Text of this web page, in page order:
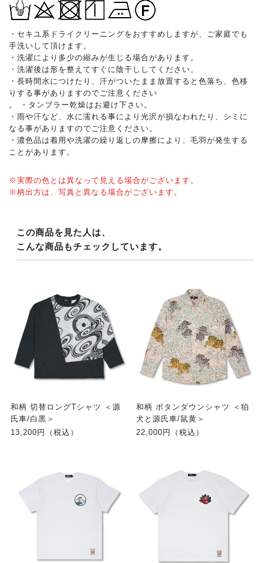
・セキユ系ドライクリーニングをおすすめしますが、ご家庭でも
手洗いして頂けます。
・洗濯により多少の縮みが生じる場合があります。
・洗濯後は形を整えてすぐに陰干ししてください。
・長時間水につけたり、汗がついたまま放置すると色落ち、色移
りする事がありますのでご注意ください
。 ・タンブラー乾燥はお避け下さい。
・雨や汗など、水に濡れる事により光沢が損なわれたり、シミに
なる事がありますのでご注意ください。
・濃色品は着用や洗濯の繰り返しの摩擦により、毛羽が発生する
ことがあります。
※実際の色とは異なって見える場合がございます。
※柄出方は、写真と異なる場合がございます。
この商品を見た人は、
こんな商品もチェックしています。
和柄 切替ロングTシャツ ＜源
氏車/白黒＞
13,200円（税込）
和柄 ボタンダウンシャツ ＜狛
犬と源氏車/鼠黄＞
22,000円（税込）